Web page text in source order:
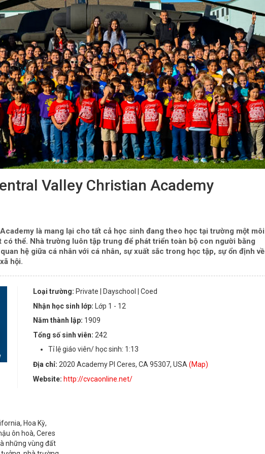
Valley Christian Academy
là mang lại cho tất cả học sinh đang theo học tại trường một môi
thể. Nhà trường luôn tập trung để phát triển toàn bộ con người bằng
hệ giữa cá nhân với cá nhân, sự xuất sắc trong học tập, sự ổn định về
hội.
Loại trường: Private | Dayschool
| Coed
Nhận học sinh lớp:Lớp 1 - 12
Năm thành lập: 1909
Tổng số sinh viên: 242
Tỉ lệ giáo viên/ học sinh: 1:13
Địa chỉ: 2020 Academy Pl Ceres, CA 95307, USA(Map)
Website:http://cvcaonline.net/
Hoa Kỳ,
ôn hoà, Ceres
những vùng đất